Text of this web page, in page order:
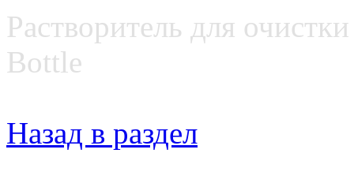
Растворитель для
Bottle
Назад в раздел